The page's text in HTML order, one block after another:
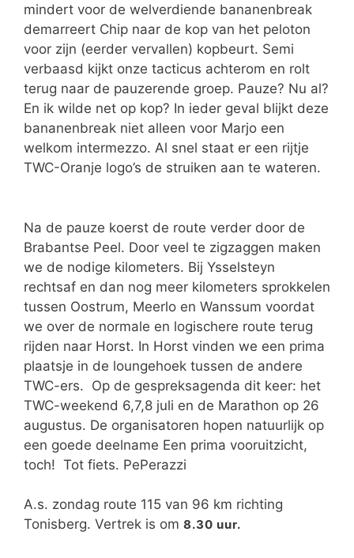
mindert voor de welverdiende bananenbreak
demarreert Chip naar de kop van het peloton
voor zijn (eerder vervallen) kopbeurt. Semi
verbaasd kijkt onze tacticus achterom en rolt
terug naar de pauzerende groep. Pauze? Nu al?
En ik wilde net op kop? In ieder geval blijkt deze
bananenbreak niet alleen voor Marjo een
welkom intermezzo. Al snel staat er een rijtje
TWC-Oranje logo’s de struiken aan te wateren.
Na de pauze koerst de route verder door de
Brabantse Peel. Door veel te zigzaggen maken
we de nodige kilometers. Bij Ysselsteyn
rechtsaf en dan nog meer kilometers sprokkelen
tussen Oostrum, Meerlo en Wanssum voordat
we over de normale en logischere route terug
rijden naar Horst. In Horst vinden we een prima
plaatsje in de loungehoek tussen de andere
TWC-ers. Op de gespreksagenda dit keer: het
TWC-weekend 6,7,8 juli en de Marathon op 26
augustus. De organisatoren hopen natuurlijk op
een goede deelname Een prima vooruitzicht,
toch! Tot fiets. PePerazzi
A.s. zondag route 115 van 96 km richting
Tonisberg. Vertrek is om 8.30 uur.